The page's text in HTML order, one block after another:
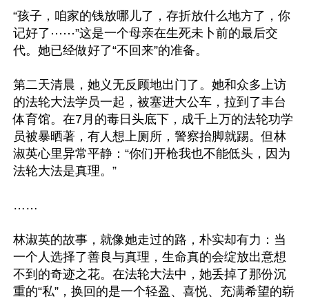
“孩子，咱家的钱放哪儿了，存折放什么地方了，你
记好了⋯⋯”这是一个母亲在生死未卜前的最后交
代。她已经做好了“不回来”的准备。
第二天清晨，她义无反顾地出门了。她和众多上访
的法轮大法学员一起，被塞进大公车，拉到了丰台
体育馆。在7月的毒日头底下，成千上万的法轮功学
员被暴晒著，有人想上厕所，警察抬脚就踢。但林
淑英心里异常平静：“你们开枪我也不能低头，因为
法轮大法是真理。”
……
林淑英的故事，就像她走过的路，朴实却有力：当
一个人选择了善良与真理，生命真的会绽放出意想
不到的奇迹之花。在法轮大法中，她丢掉了那份沉
重的“私”，换回的是一个轻盈、喜悦、充满希望的崭